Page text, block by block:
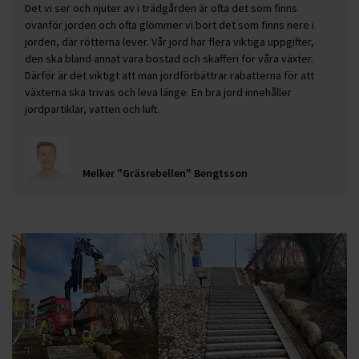
Det vi ser och njuter av i trädgården är ofta det som finns
ovanför jorden och ofta glömmer vi bort det som finns nere i
jorden, där rötterna lever. Vår jord har flera viktiga uppgifter,
den ska bland annat vara bostad och skafferi för våra växter.
Därför är det viktigt att man jordförbättrar rabatterna för att
växterna ska trivas och leva länge. En bra jord innehåller
jordpartiklar, vatten och luft.
Melker "Gräsrebellen" Bengtsson